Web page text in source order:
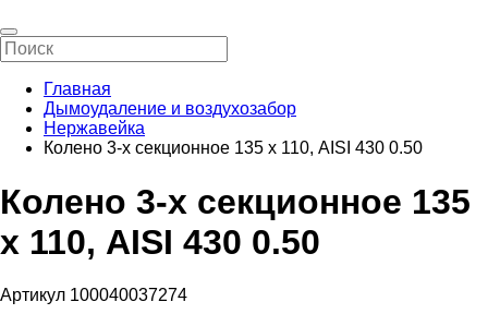
Главная
Дымоудаление и воздухозабор
Нержавейка
Колено 3-х секционное 135 х 110, AISI 430 0.50
Колено 3-х секционное 135
х 110, AISI 430 0.50
Артикул 100040037274